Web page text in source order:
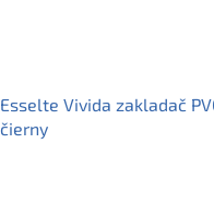
Esselte Vivida zakladač
čierny